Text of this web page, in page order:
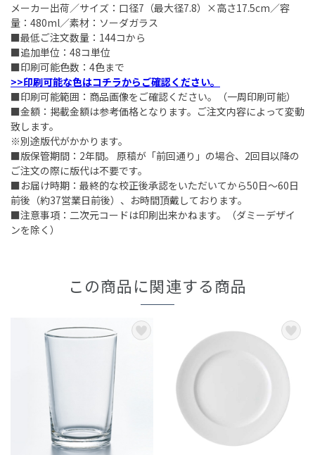
メーカー出荷／サイズ：口径7（最大径7.8）×高さ17.5cm／容
量：480ml／素材：ソーダガラス
■最低ご注文数量：144コから
■追加単位：48コ単位
■印刷可能色数：4色まで
>>印刷可能な色はコチラからご確認ください。
■印刷可能範囲：商品画像をご確認ください。（一周印刷可能）
■金額：掲載金額は参考価格となります。ご注文内容によって変動
致します。
※別途版代がかかります。
■版保管期間：2年間。 原稿が「前回通り」の場合、2回目以降の
ご注文の際に版代は不要です。
■お届け時期：最終的な校正後承認をいただいてから50日～60日
前後（約37営業日前後）、お時間頂戴しております。
■注意事項：二次元コードは印刷出来かねます。（ダミーデザイ
ンを除く）
この商品に関連する商品